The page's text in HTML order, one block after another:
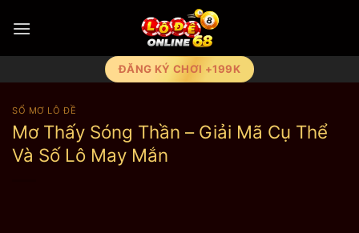
qua
ĐĂNG KÝ CHƠI +199K
SỔ MƠ LÔ ĐỀ
Mơ Thấy Sóng Thần – Giải Mã Cụ Thể
Và Số Lô May Mắn